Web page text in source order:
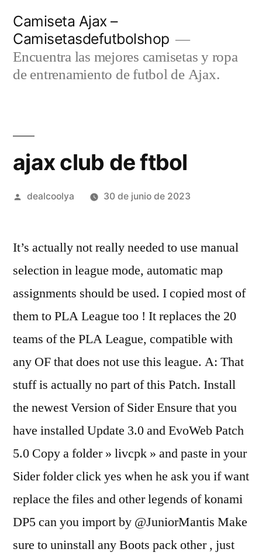
contenido
Camiseta Ajax –
Camisetasdefutbolshop
Encuentra las mejores camisetas y ropa
de entrenamiento de futbol de Ajax.
ajax club de ftbol
Publicado
dealcoolya 30 de junio de 2023
It’s actually not really needed to use manual
selection in league mode, automatic map
assignments should be used. I copied most of
them to PLA League too ! It replaces the 20
teams of the PLA League, compatible with
any OF that does not use this league. A: That
stuff is actually no part of this Patch. Install
the newest Version of Sider Ensure that you
have installed Update 3.0 and EvoWeb Patch
5.0 Copy a folder » livcpk » and paste in your
Sider folder click yes when he ask you if want
replace the files and other legends of konami
DP5 can you import by @JuniorMantis Make
sure to uninstall any Boots pack other , just